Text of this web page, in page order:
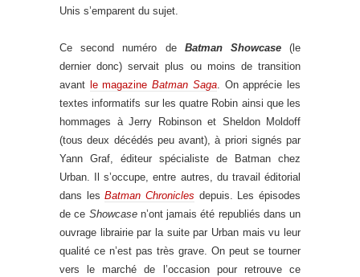
Unis s’emparent du sujet.
Ce second numéro de Batman Showcase(le
dernier donc) servait plus ou moins de transition
avant le magazineBatman Saga. On apprécie les
textes informatifs sur les quatre Robin ainsi que les
hommages à Jerry Robinson et Sheldon Moldoff
(tous deux décédés peu avant), à priori signés par
Yann Graf, éditeur spécialiste de Batman chez
Urban. Il s’occupe, entre autres, du travail éditorial
dans lesBatman Chronicles depuis. Les épisodes
de ce Showcasen’ont jamais été republiés dans un
ouvrage librairie par la suite par Urban mais vu leur
qualité ce n’est pas très grave. On peut se tourner
vers le marché de l’occasion pour retrouve ce